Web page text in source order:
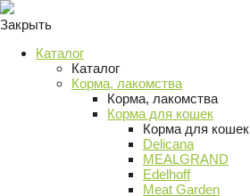
Закрыть
Каталог
Каталог
Корма, лакомства
Корма, лакомства
Корма для кошек
Корма для кошек
Delicana
MEALGRAND
Edelhoff
Meat Garden